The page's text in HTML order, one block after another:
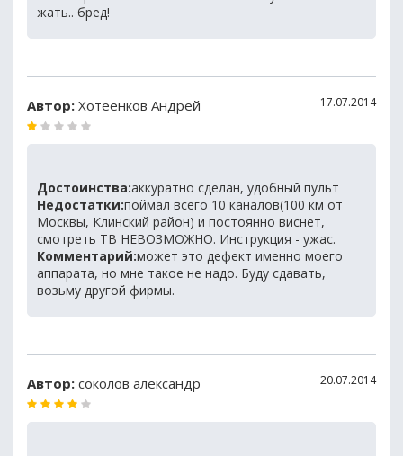
жать.. бред!
Автор: Хотеенков Андрей 17.07.2014
Достоинства:аккуратно сделан, удобный пульт
Недостатки:поймал всего 10 каналов(100 км от
Москвы, Клинский район) и постоянно виснет,
смотреть ТВ НЕВОЗМОЖНО. Инструкция - ужас.
Комментарий:может это дефект именно моего
аппарата, но мне такое не надо. Буду сдавать,
возьму другой фирмы.
Автор: соколов александр 20.07.2014